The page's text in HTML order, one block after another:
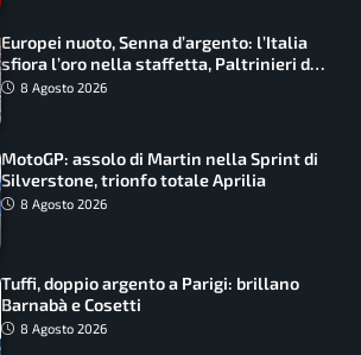
Europei nuoto, Senna d’argento: l’Italia
sfiora l’oro nella staffetta, Paltrinieri da
urlo, il bilancio azzurro
8 Agosto 2026
MotoGP: assolo di Martin nella Sprint di
Silverstone, trionfo totale Aprilia
8 Agosto 2026
Tuffi, doppio argento a Parigi: brillano
Barnabà e Cosetti
8 Agosto 2026